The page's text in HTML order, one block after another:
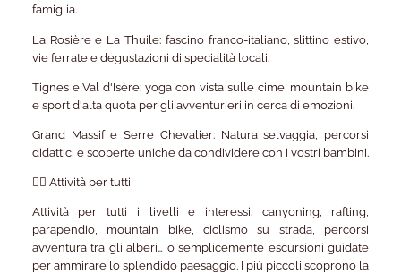
famiglia.
La Rosière e La Thuile: fascino franco-italiano, slittino estivo,
vie ferrate e degustazioni di specialità locali.
Tignes e Val d'Isère: yoga con vista sulle cime, mountain bike
e sport d'alta quota per gli avventurieri in cerca di emozioni.
Grand Massif e Serre Chevalier: Natura selvaggia, percorsi
didattici e scoperte uniche da condividere con i vostri bambini.
🚵‍♂️ Attività per tutti
Attività per tutti i livelli e interessi: canyoning, rafting,
parapendio, mountain bike, ciclismo su strada, percorsi
avventura tra gli alberi… o semplicemente escursioni guidate
per ammirare lo splendido paesaggio. I più piccoli scoprono la